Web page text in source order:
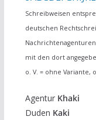
Schreibweisen
deutschen
mit den dort
o. V. = ohne Variante,
AgenturKhaki
Duden Kaki